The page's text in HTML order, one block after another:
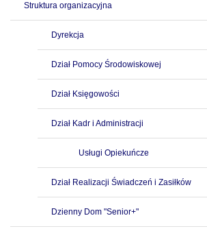
Struktura organizacyjna
Dyrekcja
Dział Pomocy Środowiskowej
Dział Księgowości
Dział Kadr i Administracji
Usługi Opiekuńcze
Dział Realizacji Świadczeń i Zasiłków
Dzienny Dom "Senior+"